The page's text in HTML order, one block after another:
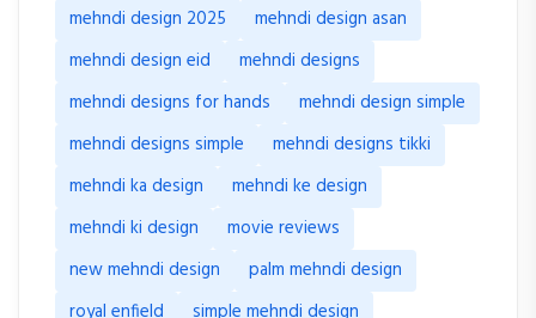
mehndi ka design
mehndi ke design
mehndi ki design
movie reviews
new mehndi design
palm mehndi design
royal enfield
simple mehndi design
simple mehndi designs
stylish mehndi design
toyota